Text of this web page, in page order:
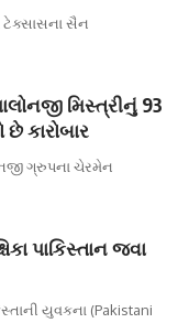
ટેક્સાસના સૈન
મિસ્ત્રીનું 93
કારોબાર
ગ્રુપના ચેરમેન
પાકિસ્તાન જવા
યુવકના (Pakistani